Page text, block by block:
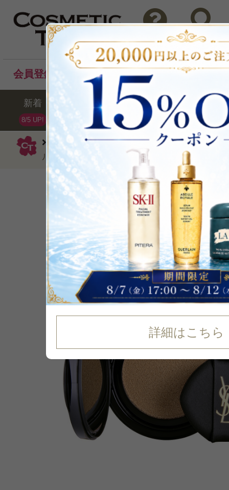
イヴ・サンローラン
ファンデーション
ルクッションN#2014g
問い合わせ 検索
会員登録後のお買い物でポイントプレゼント！
新着
8/5 UP!
セール ランキング ブ
詳細はこちら
高いカバー力とフィ
P可 残り2点
18%
OFF